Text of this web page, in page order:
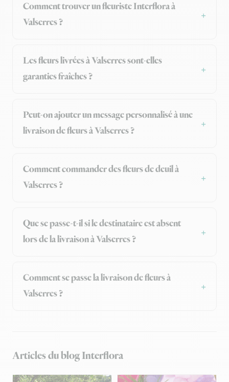
Comment trouver un fleuriste Interflora à
Valserres ?
Les fleurs livrées à Valserres sont-elles
garanties fraîches ?
Peut-on ajouter un message personnalisé à une
livraison de fleurs à Valserres ?
Comment commander des fleurs de deuil à
Valserres ?
Que se passe-t-il si le destinataire est absent
lors de la livraison à Valserres ?
Comment se passe la livraison de fleurs à
Valserres ?
Articles du blog Interflora